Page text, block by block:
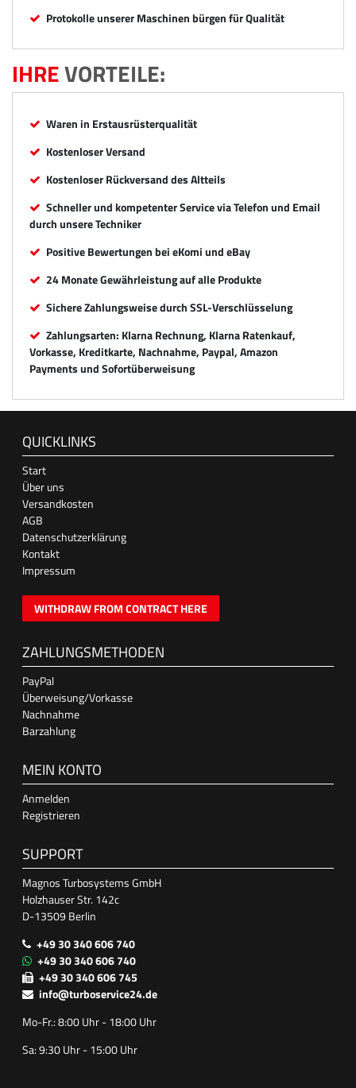
Protokolle unserer Maschinen bürgen für Qualität
IHREVORTEILE:
Waren in Erstausrüsterqualität
Kostenloser Versand
Kostenloser Rückversand des Altteils
Schneller und kompetenter Service via Telefon und Email
durch unsere Techniker
Positive Bewertungen bei eKomi und eBay
24 Monate Gewährleistung auf alle Produkte
Sichere Zahlungsweise durch SSL-Verschlüsselung
Zahlungsarten: Klarna Rechnung, Klarna Ratenkauf,
Vorkasse, Kreditkarte, Nachnahme, Paypal, Amazon
Payments und Sofortüberweisung
QUICKLINKS
Start
Über uns
Versandkosten
AGB
Datenschutzerklärung
Kontakt
Impressum
WITHDRAW FROM CONTRACT HERE
ZAHLUNGSMETHODEN
PayPal
Überweisung/Vorkasse
Nachnahme
Barzahlung
MEIN KONTO
Anmelden
Registrieren
SUPPORT
Magnos Turbosystems GmbH
Holzhauser Str. 142c
D-13509 Berlin
+49 30 340 606 740
+49 30 340 606 740
+49 30 340 606 745
info@turboservice24.de
Mo-Fr.: 8:00 Uhr - 18:00 Uhr
Sa: 9:30 Uhr - 15:00 Uhr